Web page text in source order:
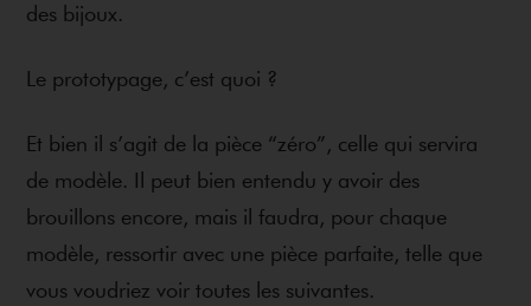
des bijoux.
Le prototypage, c’est quoi ?
Et bien il s’agit de la pièce “zéro”, celle qui servira
de modèle. Il peut bien entendu y avoir des
brouillons encore, mais il faudra, pour chaque
modèle, ressortir avec une pièce parfaite, telle que
vous voudriez voir toutes les suivantes.